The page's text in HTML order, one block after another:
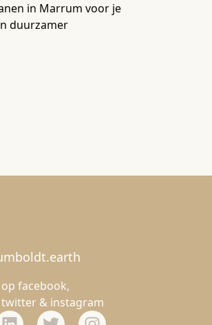
in Marrum voor je
duurzamer
facebook,
twitter & instagram